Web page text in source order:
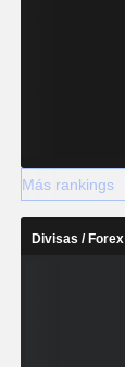
Más rankings
Divisas / Forex